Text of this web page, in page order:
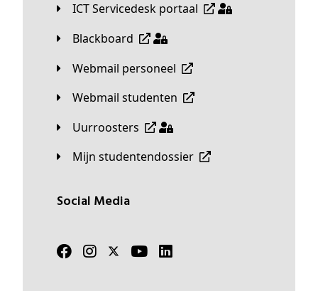
ICT Servicedesk portaal
Blackboard
Webmail personeel
Webmail studenten
Uurroosters
Mijn studentendossier
Social Media